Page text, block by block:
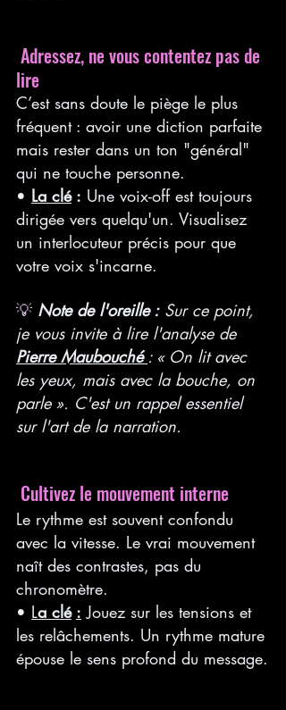
lire
C’est sans doute le piège le plus
fréquent : avoir une diction parfaite
mais rester dans un ton "général"
qui ne touche personne.
• La clé : Une voix-off est toujours
dirigée vers quelqu'un. Visualisez
un interlocuteur précis pour que
votre voix s'incarne.
💡 Note de l'oreille : Sur ce point,
je vous invite à lire l'analyse de
Pierre Maubouché : « On lit avec
les yeux, mais avec la bouche, on
parle ». C'est un rappel essentiel
sur l'art de la narration.
Cultivez le mouvement interne
Le rythme est souvent confondu
avec la vitesse. Le vrai mouvement
naît des contrastes, pas du
chronomètre.
• La clé : Jouez sur les tensions et
les relâchements. Un rythme mature
épouse le sens profond du message.